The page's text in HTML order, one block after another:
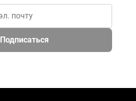
Подписаться